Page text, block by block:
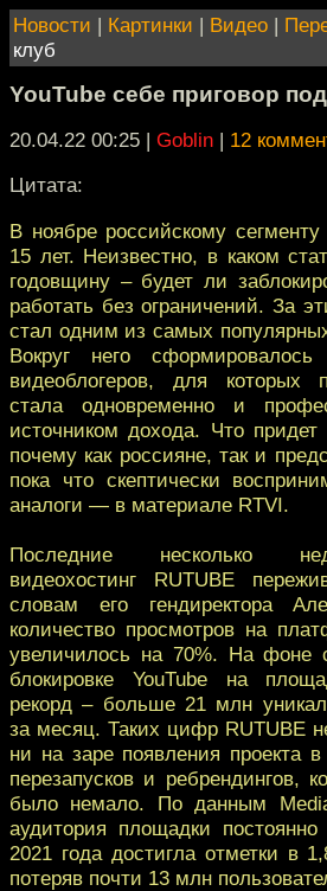
Новости | Картинки | Видео |
клуб
YouTube себе приговор
20.04.22 00:25 | Goblin | 12
Цитата:
В ноябре российскому сегменту
15 лет. Неизвестно, в каком
годовщину – будет ли
работать без ограничений. За
стал одним из самых
Вокруг него
видеоблогеров, для которых
стала одновременно и
источником дохода. Что
почему как россияне, так и
пока что скептически
аналоги — в материале RTVI.
Последние несколько
видеохостинг RUTUBE
словам его гендиректора
количество просмотров на
увеличилось на 70%. На фоне
блокировке YouTube на
рекорд – больше 21 млн
за месяц. Таких цифр RUTUBE
ни на заре появления проекта
перезапусков и ребрендингов,
было немало. По данным
аудитория площадки
2021 года достигла отметки в
потеряв почти 13 млн